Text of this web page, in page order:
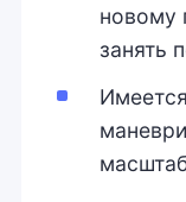
новому
занять